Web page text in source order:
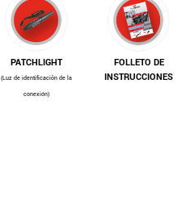
PATCHLIGHT
(Luz de identificaciôn de la
conexión)
FOLLETO DE
INSTRUCCIONES